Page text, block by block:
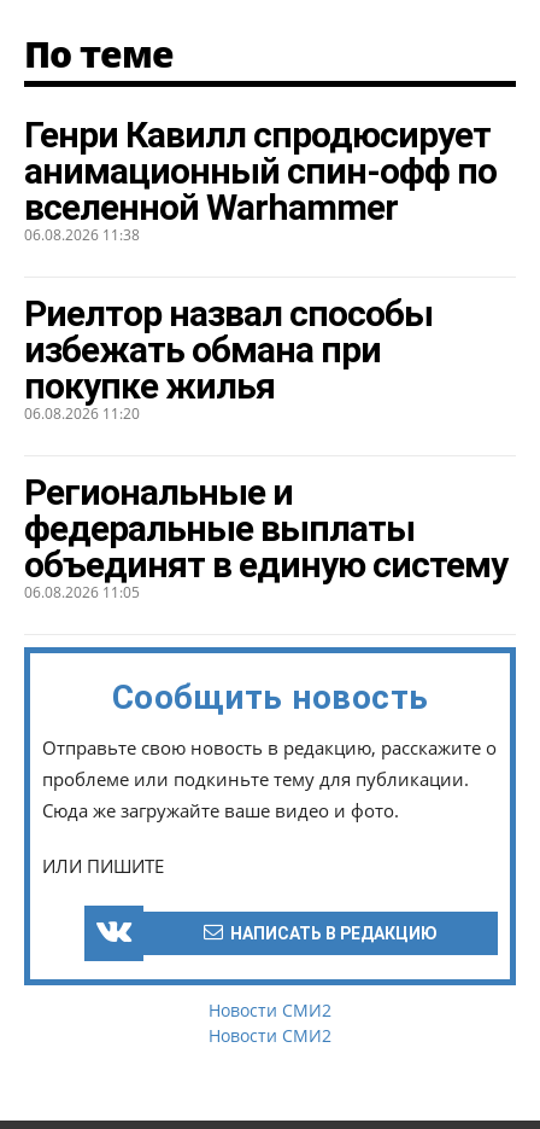
По теме
Генри Кавилл спродюсирует
анимационный спин-офф по
вселенной Warhammer
06.08.2026 11:38
Риелтор назвал способы
избежать обмана при
покупке жилья
06.08.2026 11:20
Региональные и
федеральные выплаты
объединят в единую систему
06.08.2026 11:05
Сообщить новость
Отправьте свою новость в редакцию, расскажите о
проблеме или подкиньте тему для публикации.
Сюда же загружайте ваше видео и фото.
ИЛИ ПИШИТЕ
НАПИСАТЬ В РЕДАКЦИЮ
Новости СМИ2
Новости СМИ2